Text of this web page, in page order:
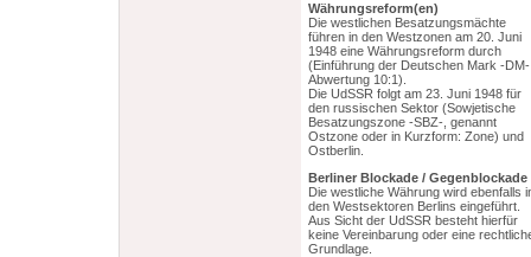
Währungsreform(en)
Die westlichen Besatzungsmächte
führen in den Westzonen am 20. Juni
1948 eine Währungsreform durch
(Einführung der Deutschen Mark -
Abwertung 10:1).
Die UdSSR folgt am 23. Juni 1948 für
den russischen Sektor (Sowjetische
Besatzungszone -SBZ-, genannt
Ostzone oder in Kurzform: Zone) und
Ostberlin.
Berliner Blockade / Gegenblockade
Die westliche Währung wird ebenfalls
den Westsektoren Berlins eingeführt.
Aus Sicht der UdSSR besteht hierfür
keine Vereinbarung oder eine
Grundlage.